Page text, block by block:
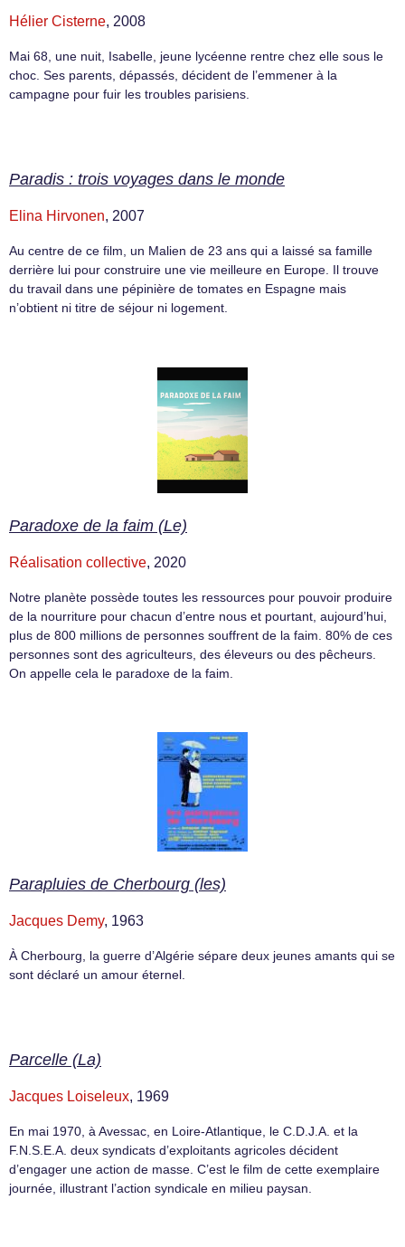
Hélier Cisterne, 2008
Mai 68, une nuit, Isabelle, jeune lycéenne rentre chez elle sous le
choc. Ses parents, dépassés, décident de l’emmener à la
campagne pour fuir les troubles parisiens.
Paradis : trois voyages dans le monde
Elina Hirvonen, 2007
Au centre de ce film, un Malien de 23 ans qui a laissé sa famille
derrière lui pour construire une vie meilleure en Europe. Il trouve
du travail dans une pépinière de tomates en Espagne mais
n’obtient ni titre de séjour ni logement.
Paradoxe de la faim (Le)
Réalisation collective, 2020
Notre planète possède toutes les ressources pour pouvoir produire
de la nourriture pour chacun d’entre nous et pourtant, aujourd’hui,
plus de 800 millions de personnes souffrent de la faim. 80% de ces
personnes sont des agriculteurs, des éleveurs ou des pêcheurs.
On appelle cela le paradoxe de la faim.
Parapluies de Cherbourg (les)
Jacques Demy, 1963
À Cherbourg, la guerre d’Algérie sépare deux jeunes amants qui se
sont déclaré un amour éternel.
Parcelle (La)
Jacques Loiseleux, 1969
En mai 1970, à Avessac, en Loire-Atlantique, le C.D.J.A. et la
F.N.S.E.A. deux syndicats d’exploitants agricoles décident
d’engager une action de masse. C’est le film de cette exemplaire
journée, illustrant l’action syndicale en milieu paysan.